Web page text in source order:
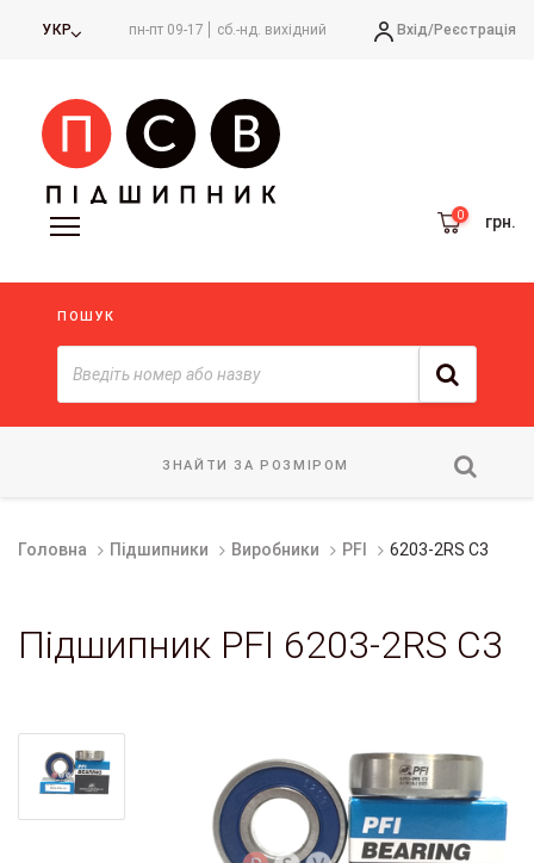
УКР пн-пт 09-17 сб.-нд. вихідний Вхід/Реєстрація
грн.
ПОШУК
ЗНАЙТИ ЗА РОЗМІРОМ
Головна Підшипники Виробники PFI 6203-2RS C3
Підшипник PFI 6203-2RS C3